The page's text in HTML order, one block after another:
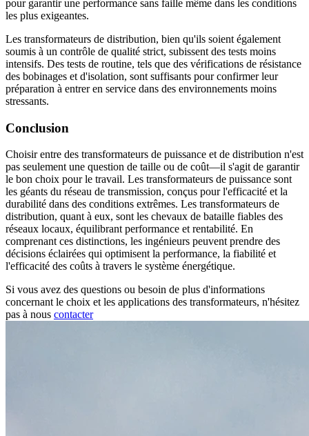
pour garantir une performance sans faille même dans les conditions
les plus exigeantes.
Les transformateurs de distribution, bien qu'ils soient également
soumis à un contrôle de qualité strict, subissent des tests moins
intensifs. Des tests de routine, tels que des vérifications de résistance
des bobinages et d'isolation, sont suffisants pour confirmer leur
préparation à entrer en service dans des environnements moins
stressants.
Conclusion
Choisir entre des transformateurs de puissance et de distribution n'est
pas seulement une question de taille ou de coût—il s'agit de garantir
le bon choix pour le travail. Les transformateurs de puissance sont
les géants du réseau de transmission, conçus pour l'efficacité et la
durabilité dans des conditions extrêmes. Les transformateurs de
distribution, quant à eux, sont les chevaux de bataille fiables des
réseaux locaux, équilibrant performance et rentabilité. En
comprenant ces distinctions, les ingénieurs peuvent prendre des
décisions éclairées qui optimisent la performance, la fiabilité et
l'efficacité des coûts à travers le système énergétique.
Si vous avez des questions ou besoin de plus d'informations
concernant le choix et les applications des transformateurs, n'hésitez
pas à nous contacter